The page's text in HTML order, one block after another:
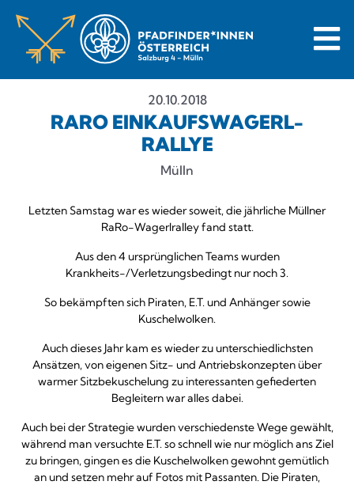
20.10.2018
RARO EINKAUFSWAGERL-
RALLYE
Mülln
Letzten Samstag war es wieder soweit, die jährliche Müllner
RaRo-Wagerlralley fand statt.
Aus den 4 ursprünglichen Teams wurden
Krankheits-/Verletzungsbedingt nur noch 3.
So bekämpften sich Piraten, E.T. und Anhänger sowie
Kuschelwolken.
Auch dieses Jahr kam es wieder zu unterschiedlichsten
Ansätzen, von eigenen Sitz- und Antriebskonzepten über
warmer Sitzbekuschelung zu interessanten gefiederten
Begleitern war alles dabei.
Auch bei der Strategie wurden verschiedenste Wege gewählt,
während man versuchte E.T. so schnell wie nur möglich ans Ziel
zu bringen, gingen es die Kuschelwolken gewohnt gemütlich
an und setzen mehr auf Fotos mit Passanten. Die Piraten,